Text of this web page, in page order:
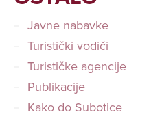
Javne nabavke
Turistički vodiči
Turističke agencije
Publikacije
Kako do Subotice